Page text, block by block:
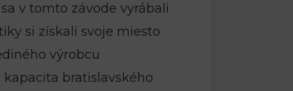
v tomto závode vyrábali
si získali svoje miesto
výrobcu
bratislavského